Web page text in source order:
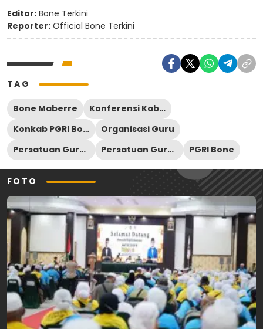
Editor: Bone Terkini
Reporter: Official Bone Terkini
TAG
Bone Maberre
Konferensi Kabupaten PGRI Bone
Konkab PGRI Bone
Organisasi Guru
Persatuan Guru Republik Indonesia
Persatuan Guru Republik Indonesia (PGRI) Kabupaten Bone PGRI Bone
FOTO